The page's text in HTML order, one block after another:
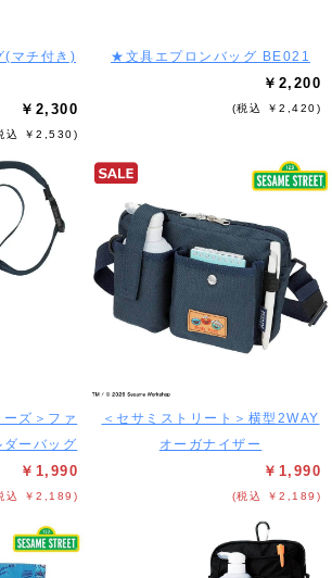
(マチ付き)
￥2,300
込 ￥2,530)
★文具エプロンバッグ BE021
￥2,200
(税込 ￥2,420)
ズ＞ファ
ーバッグ
￥1,990
込 ￥2,189)
＜セサミストリート＞横型2WAY
オーガナイザー
￥1,990
(税込 ￥2,189)